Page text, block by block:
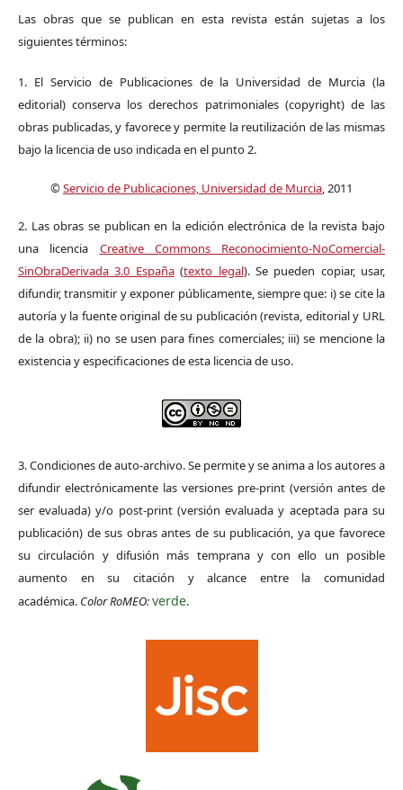
Las obras que se publican en esta revista están sujetas a los
siguientes términos:
1. El Servicio de Publicaciones de la Universidad de Murcia (la
editorial) conserva los derechos patrimoniales (copyright) de las
obras publicadas, y favorece y permite la reutilización de las mismas
bajo la licencia de uso indicada en el punto 2.
©Servicio de Publicaciones, Universidad de Murcia, 2011
2. Las obras se publican en la edición electrónica de la revista bajo
una licencia Creative Commons Reconocimiento-NoComercial-
SinObraDerivada 3.0 España(texto legal). Se pueden copiar, usar,
difundir, transmitir y exponer públicamente, siempre que: i) se cite la
autoría y la fuente original de su publicación (revista, editorial y URL
de la obra); ii) no se usen para fines comerciales; iii) se mencione la
existencia y especificaciones de esta licencia de uso.
3. Condiciones de auto-archivo. Se permite y se anima a los autores a
difundir electrónicamente las versiones pre-print (versión antes de
ser evaluada) y/o post-print (versión evaluada y aceptada para su
publicación) de sus obras antes de su publicación, ya que favorece
su circulación y difusión más temprana y con ello un posible
aumento en su citación y alcance entre la comunidad
académica. Color RoMEO:verde.